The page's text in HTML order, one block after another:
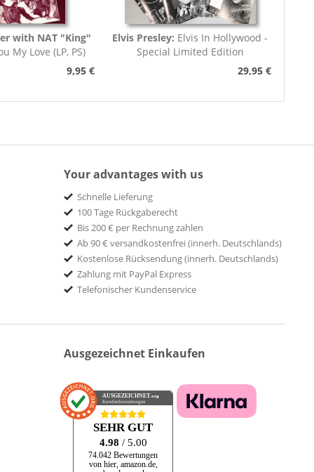
with NAT "King"
My Love (LP, PS)
9,95 €
Elvis Presley: Elvis In Hollywood -
Special Limited Edition
29,95 €
Your advantages with us
Schnelle Lieferung
100 Tage Rückgaberecht
Bis 200 € per Rechnung zahlen
Ab 90 € versandkostenfrei (innerh. Deutschlands)
Kostenlose Rücksendung (innerh. Deutschlands)
Zahlung mit PayPal Express
Telefonischer Kundenservice
Ausgezeichnet Einkaufen
AUSGEZEICHNET.org
Kundenbewertungen
SEHR GUT
4.98 / 5.00
74.042 Bewertungen
von hier, amazon.de,